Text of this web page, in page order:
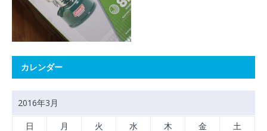
カレンダー
2016年3月
日 月 火 水 木 金 土